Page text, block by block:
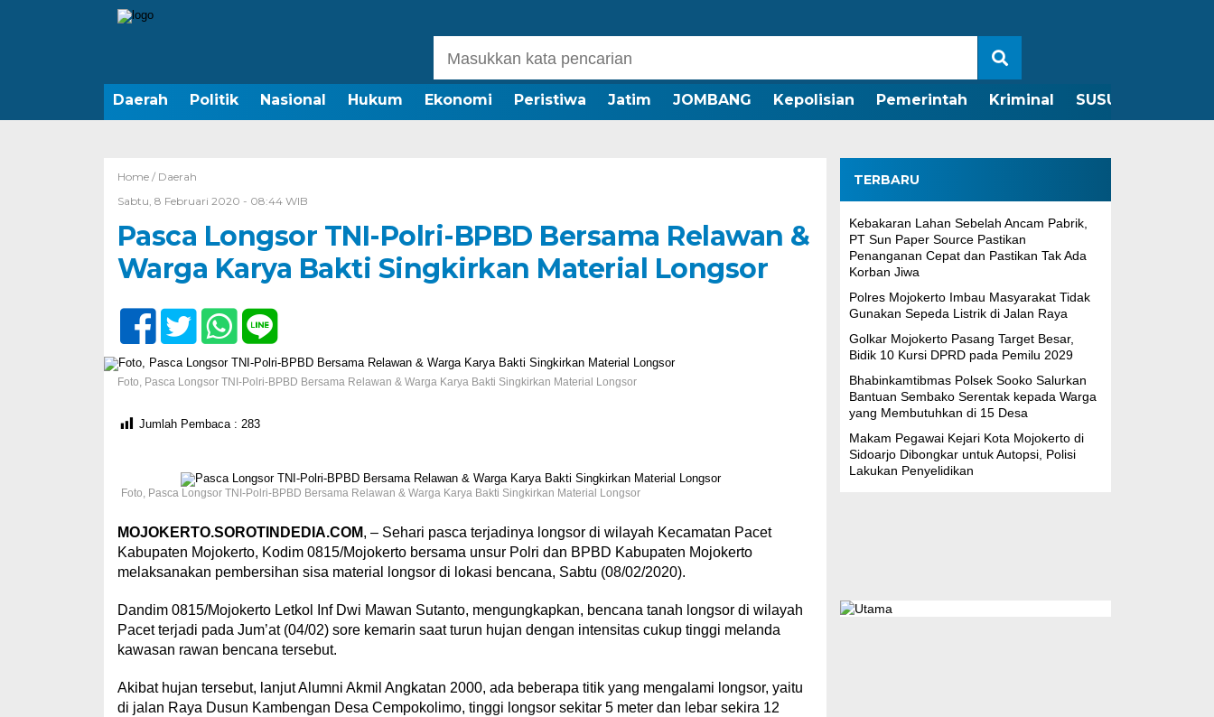
Daerah Politik Nasional Hukum Ekonomi Peristiwa Jatim JOMBANG Kepolisian Pemerintah Kriminal SUSUNAN
Home / Daerah
Sabtu, 8 Februari 2020 - 08:44 WIB
Pasca Longsor TNI-Polri-BPBD Bersama Relawan &
Warga Karya Bakti Singkirkan Material Longsor
Foto, Pasca Longsor TNI-Polri-BPBD Bersama Relawan & Warga Karya Bakti Singkirkan Material Longsor
Jumlah Pembaca : 283
Foto, Pasca Longsor TNI-Polri-BPBD Bersama Relawan & Warga Karya Bakti Singkirkan Material Longsor
MOJOKERTO.SOROTINDEDIA.COM, – Sehari pasca terjadinya longsor di wilayah Kecamatan Pacet
Kabupaten Mojokerto, Kodim 0815/Mojokerto bersama unsur Polri dan BPBD Kabupaten Mojokerto
melaksanakan pembersihan sisa material longsor di lokasi bencana, Sabtu (08/02/2020).
Dandim 0815/Mojokerto Letkol Inf Dwi Mawan Sutanto, mengungkapkan, bencana tanah longsor di wilayah
Pacet terjadi pada Jum’at (04/02) sore kemarin saat turun hujan dengan intensitas cukup tinggi melanda
kawasan rawan bencana tersebut.
Akibat hujan tersebut, lanjut Alumni Akmil Angkatan 2000, ada beberapa titik yang mengalami longsor, yaitu
di jalan Raya Dusun Kambengan Desa Cempokolimo, tinggi longsor sekitar 5 meter dan lebar sekira 12
TERBARU
Kebakaran Lahan Sebelah Ancam Pabrik,
PT Sun Paper Source Pastikan
Penanganan Cepat dan Pastikan Tak Ada
Korban Jiwa
Polres Mojokerto Imbau Masyarakat Tidak
Gunakan Sepeda Listrik di Jalan Raya
Golkar Mojokerto Pasang Target Besar,
Bidik 10 Kursi DPRD pada Pemilu 2029
Bhabinkamtibmas Polsek Sooko Salurkan
Bantuan Sembako Serentak kepada Warga
yang Membutuhkan di 15 Desa
Makam Pegawai Kejari Kota Mojokerto di
Sidoarjo Dibongkar untuk Autopsi, Polisi
Lakukan Penyelidikan